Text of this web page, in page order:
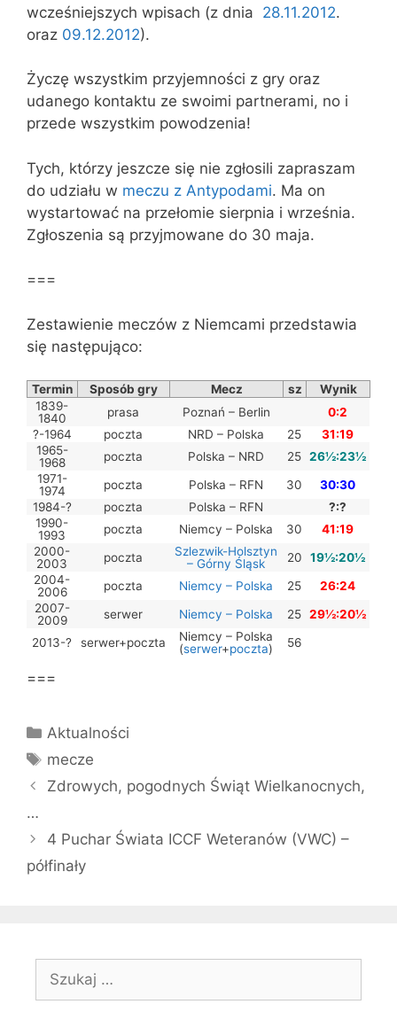
wcześniejszych wpisach (z dnia 28.11.2012.
oraz 09.12.2012).
Życzę wszystkim przyjemności z gry oraz
udanego kontaktu ze swoimi partnerami, no i
przede wszystkim powodzenia!
Tych, którzy jeszcze się nie zgłosili zapraszam
do udziału w meczu z Antypodami. Ma on
wystartować na przełomie sierpnia i września.
Zgłoszenia są przyjmowane do 30 maja.
===
Zestawienie meczów z Niemcami przedstawia
się następująco:
Termin Sposób gry Mecz sz
Wynik
1839-
1840
prasa Poznań – Berlin
0:2
?-1964
poczta NRD – Polska 25
31:19
1965-
1968
poczta Polska – NRD 25 26½:23½
1971-
1974
poczta Polska – RFN 30
30:30
1984-?
poczta Polska – RFN
?:?
1990-
1993
poczta Niemcy – Polska 30
41:19
2000-
2003
poczta
Szlezwik-Holsztyn
– Górny Śląsk
20
19½:20½
2004-
2006
poczta Niemcy – Polska 25
26:24
2007-
2009
serwer Niemcy – Polska 25 29½:20½
2013-?
serwer+poczta
Niemcy – Polska
(serwer+poczta) 56
===
Kategorie
Aktualności
Tagi
mecze
Zdrowych, pogodnych Świąt Wielkanocnych,
…
4 Puchar Świata ICCF Weteranów (VWC) –
półfinały
Szukaj: